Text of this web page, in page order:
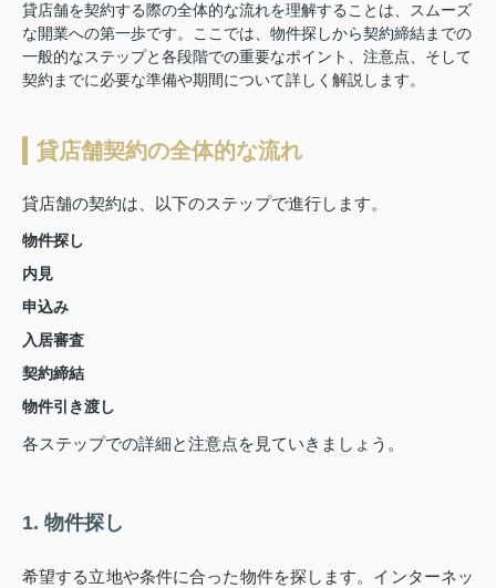
貸店舗を契約する際の全体的な流れを理解することは、スムーズ
な開業への第一歩です。ここでは、物件探しから契約締結までの
一般的なステップと各段階での重要なポイント、注意点、そして
契約までに必要な準備や期間について詳しく解説します。
貸店舗契約の全体的な流れ
貸店舗の契約は、以下のステップで進行します。
物件探し
内見
申込み
入居審査
契約締結
物件引き渡し
各ステップでの詳細と注意点を見ていきましょう。
1. 物件探し
希望する立地や条件に合った物件を探します。インターネッ